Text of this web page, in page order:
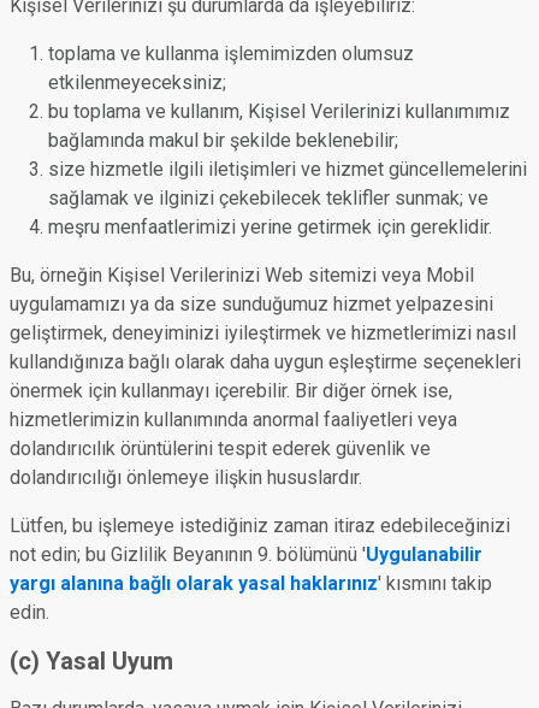
Kişisel Verilerinizi şu durumlarda da işleyebiliriz:
toplama ve kullanma işlemimizden olumsuz
etkilenmeyeceksiniz;
bu toplama ve kullanım, Kişisel Verilerinizi kullanımımız
bağlamında makul bir şekilde beklenebilir;
size hizmetle ilgili iletişimleri ve hizmet güncellemelerini
sağlamak ve ilginizi çekebilecek teklifler sunmak; ve
meşru menfaatlerimizi yerine getirmek için gereklidir.
Bu, örneğin Kişisel Verilerinizi Web sitemizi veya Mobil
uygulamamızı ya da size sunduğumuz hizmet yelpazesini
geliştirmek, deneyiminizi iyileştirmek ve hizmetlerimizi nasıl
kullandığınıza bağlı olarak daha uygun eşleştirme seçenekleri
önermek için kullanmayı içerebilir. Bir diğer örnek ise,
hizmetlerimizin kullanımında anormal faaliyetleri veya
dolandırıcılık örüntülerini tespit ederek güvenlik ve
dolandırıcılığı önlemeye ilişkin hususlardır.
Lütfen, bu işlemeye istediğiniz zaman itiraz edebileceğinizi
not edin; bu Gizlilik Beyanının 9. bölümünü 'Uygulanabilir
yargı alanına bağlı olarak yasal haklarınız' kısmını takip
edin.
(c) Yasal Uyum